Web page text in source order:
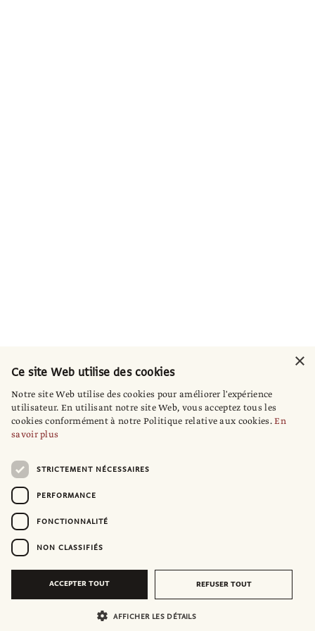
×
Ce site Web utilise des cookies
Notre site Web utilise des cookies pour améliorer l'expérience
utilisateur. En utilisant notre site Web, vous acceptez tous les
cookies conformément à notre Politique relative aux cookies.En
savoir plus
STRICTEMENT NÉCESSAIRES
PERFORMANCE
FONCTIONNALITÉ
NON CLASSIFIÉS
ACCEPTER TOUT REFUSER TOUT
AFFICHER LES DÉTAILS